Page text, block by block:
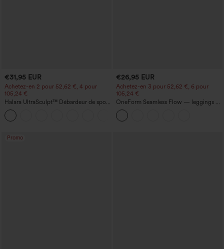
€31,95 EUR
Achetez-en 2 pour 52,62 €, 4 pour
105,24 €
Halara UltraSculpt™ Débardeur de sport
à col rond et ourlet arrondi
€26,95 EUR
Achetez-en 3 pour 52,62 €, 6 pour
105,24 €
OneForm Seamless Flow — leggings de
yoga sans coutures, taille mi-haute, effet
gainant pour le ventre et liftant pour les
fesses
Promo